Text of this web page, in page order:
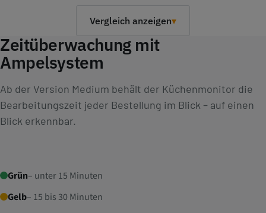
Vergleich anzeigen▾
Funktion
Automatische Sortierung ✓
Fertig-Melden per Touch
Zeitüberwachung mit
Ampelsystem
Ab der Version Medium behält der Küchenmonitor die
Bearbeitungszeit jeder Bestellung im Blick – auf einen
Blick erkennbar.
Grün– unter 15 Minuten
Gelb– 15 bis 30 Minuten